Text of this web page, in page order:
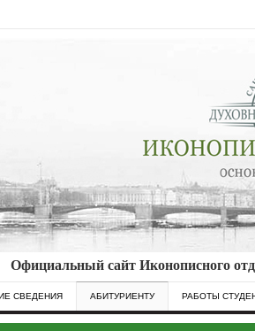
Официальный сайт Иконописного
СВЕДЕНИЯ АБИТУРИЕНТУ РАБОТЫ